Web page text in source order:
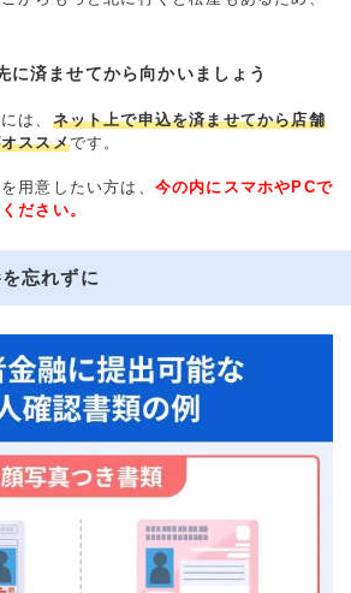
に済ませてから向かいましょう
は、 ネット上で申込を済ませてから店舗
ススメです。
用意したい方は、 今の内にスマホやPCで
ださい。
忘れずに